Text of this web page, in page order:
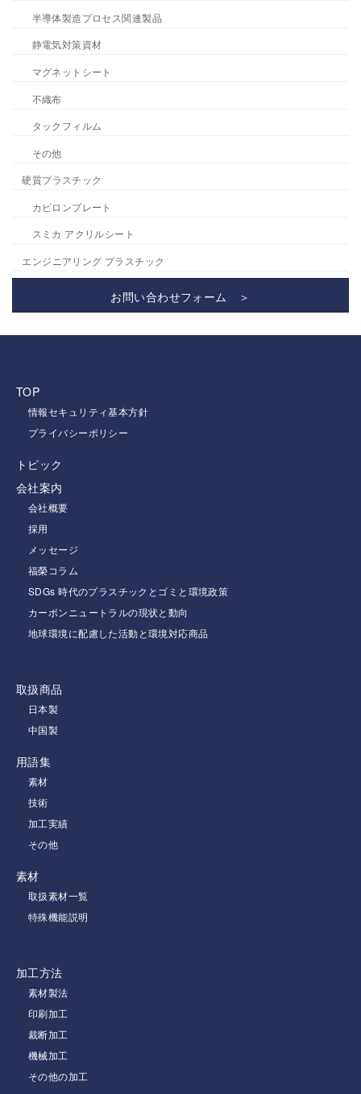
半導体製造プロセス関連製品
静電気対策資材
マグネットシート
不織布
タックフィルム
その他
硬質プラスチック
カピロンプレート
スミカ アクリルシート
エンジニアリング プラスチック
お問い合わせフォーム ＞
TOP
情報セキュリティ基本方針
プライバシーポリシー
トピック
会社案内
会社概要
採用
メッセージ
福榮コラム
SDGs 時代のプラスチックとゴミと環境政策
カーボンニュートラルの現状と動向
地球環境に配慮した活動と環境対応商品
取扱商品
日本製
中国製
用語集
素材
技術
加工実績
その他
素材
取扱素材一覧
特殊機能説明
加工方法
素材製法
印刷加工
裁断加工
機械加工
その他の加工